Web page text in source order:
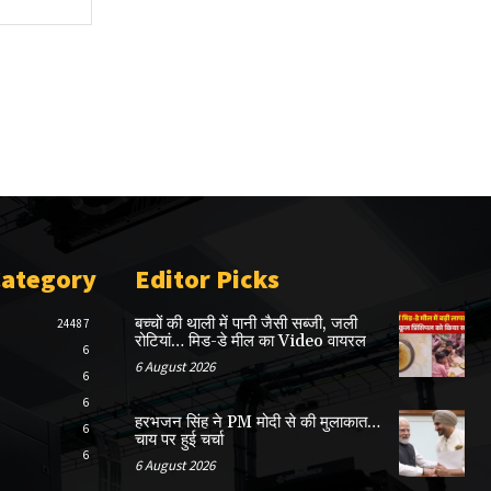
24487
6
6
6
6
6
Editor Picks
बच्चों की थाली में पानी जैसी सब्जी, जली
रोटियां… मिड-डे मील का Video वायरल
6 August 2026
हरभजन सिंह ने PM मोदी से की मुलाकात…
चाय पर हुई चर्चा
6 August 2026